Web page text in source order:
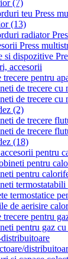
(7)
teu Press
(13)
radiator
Press
si dispozitive
accesorii
pentru
de trecere cu
de trecere cu
(2)
de trecere
de trecere
(18)
pentru
pentru
pentru
termostatice
de aerisire
pentru
pentru gaz